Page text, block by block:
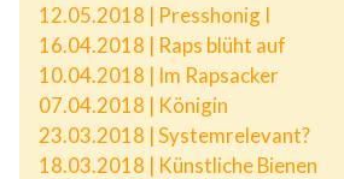
12.05.2018 | Presshonig I
16.04.2018 | Raps blüht auf
10.04.2018 | Im Rapsacker
07.04.2018 | Königin
23.03.2018 | Systemrelevant?
18.03.2018 | Künstliche Bienen